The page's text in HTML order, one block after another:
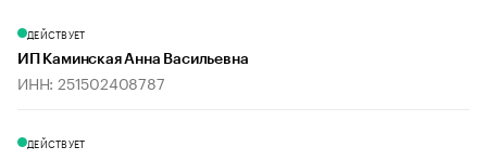
ДЕЙСТВУЕТ
ИП Каминская Анна Васильевна
ИНН: 251502408787
ДЕЙСТВУЕТ